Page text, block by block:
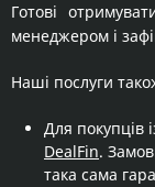
Готові
менеджером і
Наші послуги
Для покупців
DealFin.
така сама